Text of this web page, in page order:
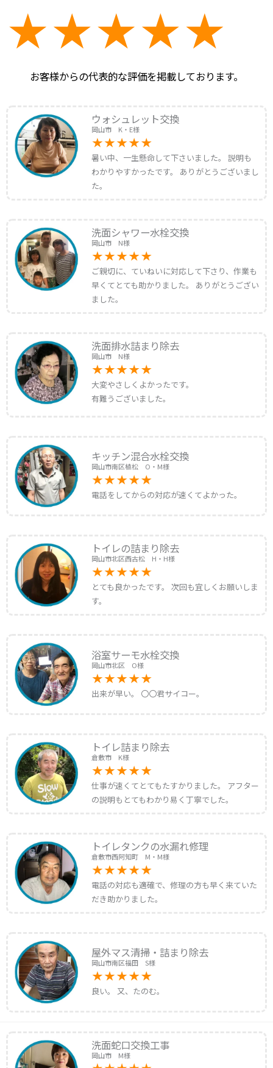
お客様からの代表的な評価を掲載しております。
ウォシュレット交換
岡山市 K・E様
暑い中、一生懸命して下さいました。 説明も
わかりやすかったです。 ありがとうございまし
た。
洗面シャワー水栓交換
岡山市 N様
ご親切に、ていねいに対応して下さり、作業も
早くてとても助かりました。 ありがとうござい
ました。
洗面排水詰まり除去
岡山市 N様
大変やさしくよかったです。
有難うございました。
キッチン混合水栓交換
岡山市南区植松 O・M様
電話をしてからの対応が速くてよかった。
トイレの詰まり除去
岡山市北区西古松 H・H様
とても良かったです。 次回も宜しくお願いしま
す。
浴室サーモ水栓交換
岡山市北区 O様
出来が早い。 〇〇君サイコー。
トイレ詰まり除去
倉敷市 K様
仕事が速くてとてもたすかりました。 アフター
の説明もとてもわかり易く丁寧でした。
トイレタンクの水漏れ修理
倉敷市西阿知町 M・M様
電話の対応も適確で、修理の方も早く来ていた
だき助かりました。
屋外マス清掃・詰まり除去
岡山市南区福田 S様
良い。 又、たのむ。
洗面蛇口交換工事
岡山市 M様